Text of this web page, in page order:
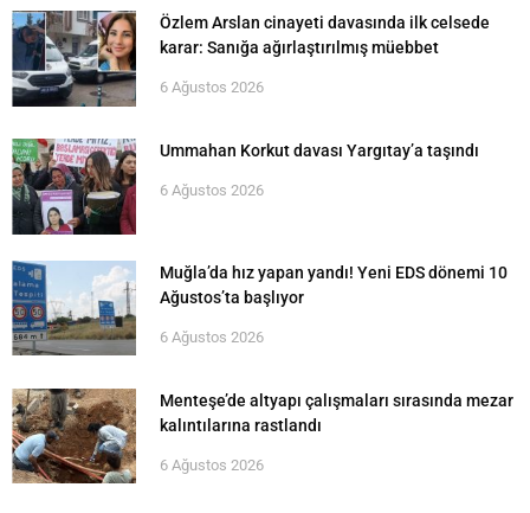
Özlem Arslan cinayeti davasında ilk celsede
karar: Sanığa ağırlaştırılmış müebbet
6 Ağustos 2026
Ummahan Korkut davası Yargıtay’a taşındı
6 Ağustos 2026
Muğla’da hız yapan yandı! Yeni EDS dönemi 10
Ağustos’ta başlıyor
6 Ağustos 2026
Menteşe’de altyapı çalışmaları sırasında mezar
kalıntılarına rastlandı
6 Ağustos 2026